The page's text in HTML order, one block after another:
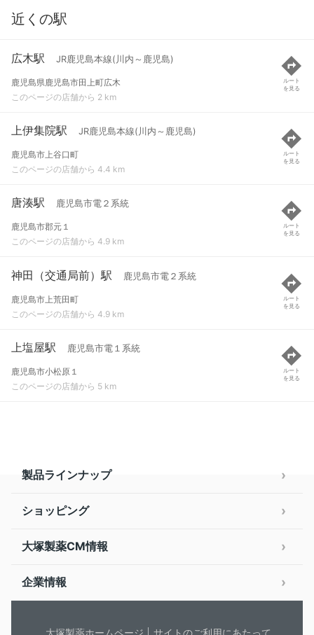
近くの駅
広木駅 JR鹿児島本線(川内～鹿児島)
鹿児島県鹿児島市田上町広木
このページの店舗から 2 km
ルート
を見る
上伊集院駅 JR鹿児島本線(川内～鹿児島)
鹿児島市上谷口町
このページの店舗から 4.4 km
ルート
を見る
唐湊駅 鹿児島市電２系統
鹿児島市郡元１
このページの店舗から 4.9 km
ルート
を見る
神田（交通局前）駅 鹿児島市電２系統
鹿児島市上荒田町
このページの店舗から 4.9 km
ルート
を見る
上塩屋駅 鹿児島市電１系統
鹿児島市小松原１
このページの店舗から 5 km
ルート
を見る
製品ラインナップ
ショッピング
大塚製薬CM情報
企業情報